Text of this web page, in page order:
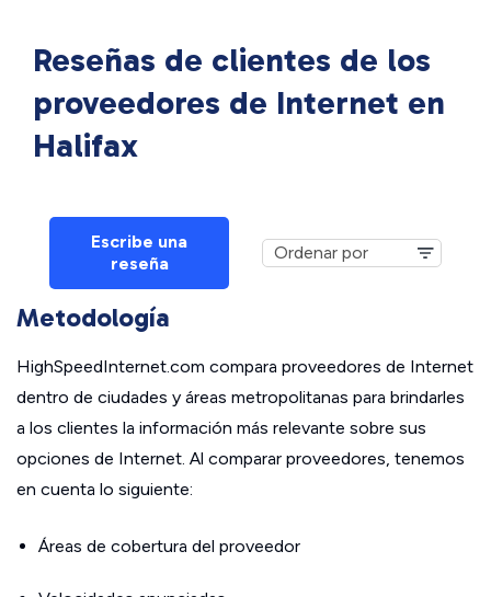
Reseñas de clientes de los
proveedores de Internet en
Halifax
Escribe una
reseña
Metodología
HighSpeedInternet.com compara proveedores de Internet
dentro de ciudades y áreas metropolitanas para brindarles
a los clientes la información más relevante sobre sus
opciones de Internet. Al comparar proveedores, tenemos
en cuenta lo siguiente:
Áreas de cobertura del proveedor